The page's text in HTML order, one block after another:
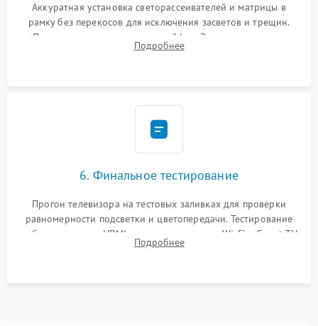
Аккуратная установка светорассеивателей и матрицы в
рамку без перекосов для исключения засветов и трещин.
Подключение внутренних шлейфов. Закрытие корпуса.
Сброс настроек и обновление программного обеспечения.
Подробнее
6. Финальное тестирование
Прогон телевизора на тестовых заливках для проверки
равномерности подсветки и цветопередачи. Тестирование
работы разъемов HDMI, динамиков, модуля Wi-Fi и Smart TV
в рабочем режиме в течение нескольких часов.
Подробнее